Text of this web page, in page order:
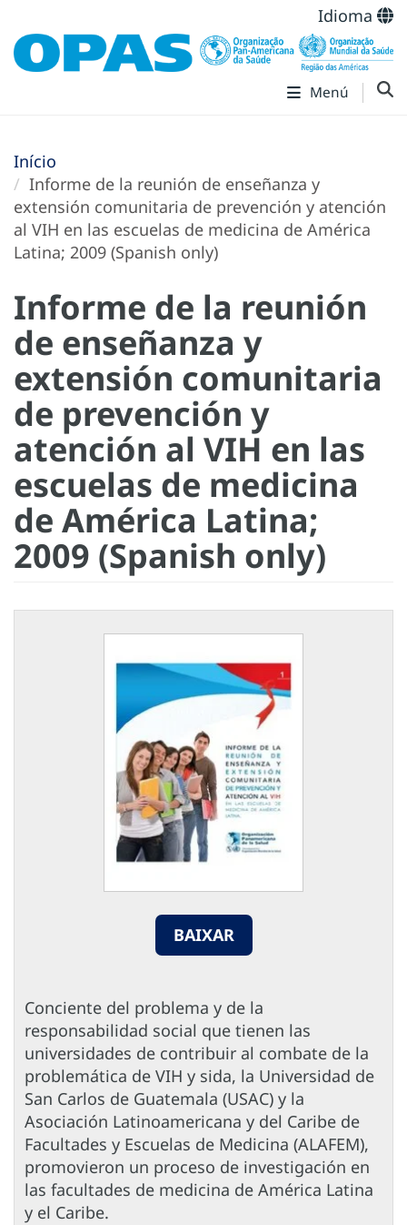
Idioma
Menú
Início
Informe de la reunión de enseñanza y
extensión comunitaria de prevención y atención
al VIH en las escuelas de medicina de América
Latina; 2009 (Spanish only)
Informe de la reunión
de enseñanza y
extensión comunitaria
de prevención y
atención al VIH en las
escuelas de medicina
de América Latina;
2009 (Spanish only)
BAIXAR
Conciente del problema y de la
responsabilidad social que tienen las
universidades de contribuir al combate de la
problemática de VIH y sida, la Universidad de
San Carlos de Guatemala (USAC) y la
Asociación Latinoamericana y del Caribe de
Facultades y Escuelas de Medicina (ALAFEM),
promovieron un proceso de investigación en
las facultades de medicina de América Latina
y el Caribe.